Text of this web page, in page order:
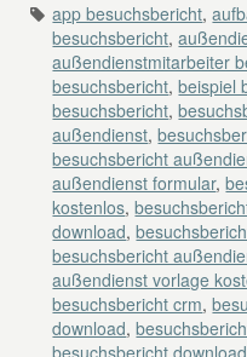
app besuchsbericht,
besuchsbericht,
außendienstmitarbeiter
besuchsbericht,beispiel
besuchsbericht,
außendienst,
besuchsbericht
außendienst formular,
kostenlos,
download,
besuchsbericht
außendienst vorlage
besuchsbericht crm,
download,
besuchsbericht